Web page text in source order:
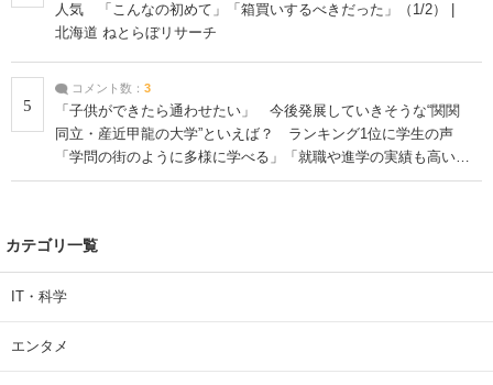
人気 「こんなの初めて」「箱買いするべきだった」（1/2） |
北海道 ねとらぼリサーチ
5
コメント数： 3
「子供ができたら通わせたい」 今後発展していきそうな“関関
同立・産近甲龍の大学”といえば？ ランキング1位に学生の声
「学問の街のように多様に学べる」「就職や進学の実績も高い」
| 大学 ねとらぼリサーチ
カテゴリ一覧
IT・科学
エンタメ